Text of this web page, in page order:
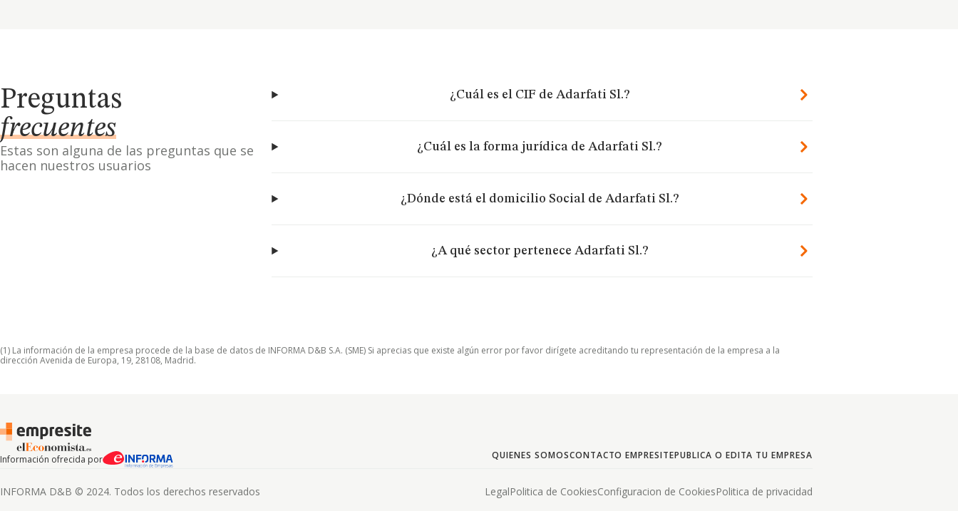
Preguntas
frecuentes
Estas son alguna de las preguntas que se
hacen nuestros usuarios
¿Cuál es el CIF de Adarfati Sl.?
¿Cuál es la forma jurídica de Adarfati Sl.?
¿Dónde está el domicilio Social de Adarfati Sl.?
¿A qué sector pertenece Adarfati Sl.?
(1) La información de la empresa procede de la base de datos de INFORMA D&B S.A. (SME) Si aprecias que existe algún error por favor dirígete acreditando tu representación de la empresa a la
dirección Avenida de Europa, 19, 28108, Madrid.
Información ofrecida por QUIENES SOMOSCONTACTO EMPRESITEPUBLICA O EDITA TU EMPRESA
INFORMA D&B © 2024. Todos los derechos reservados LegalPolitica de CookiesConfiguracion de CookiesPolitica de privacidad